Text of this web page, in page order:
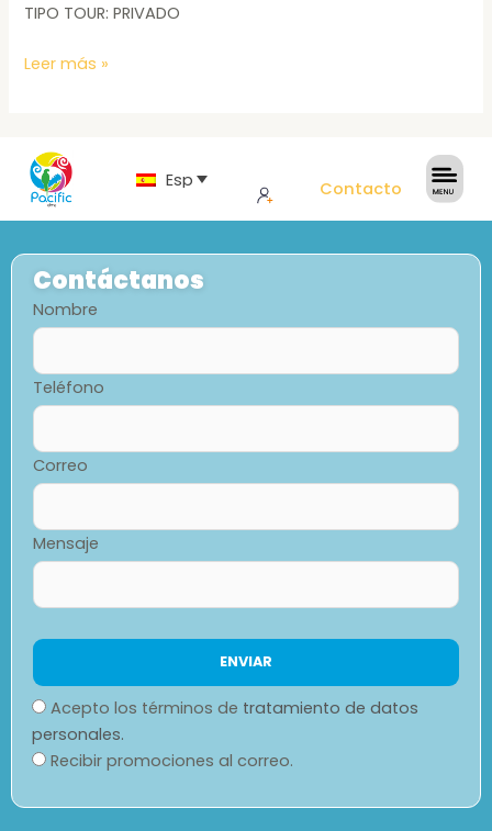
TIPO TOUR: PRIVADO
Leer más »
Español Contacto
Contáctanos
Nombre
Teléfono
Correo
Mensaje
Acepto los términos de tratamiento de datos
personales.
Recibir promociones al correo.